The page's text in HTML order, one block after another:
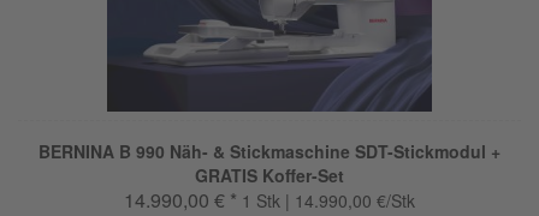
BERNINA B 990 Näh- & Stickmaschine SDT-Stickmodul +
GRATIS Koffer-Set
14.990,00 € * 1 Stk | 14.990,00 €/Stk